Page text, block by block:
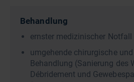
Behandlung
ernster medizinischer Notfall
umgehende chirurgische
Behandlung (Sanierung des
Débridement und